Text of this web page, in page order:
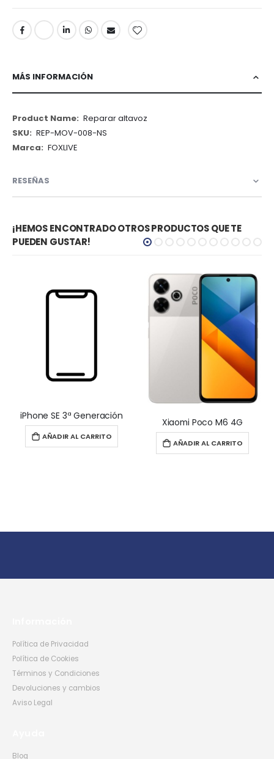
MÁS INFORMACIÓN
Más
Información
Reparar altavoz
REP-MOV-008-NS
FOXLIVE
RESEÑAS
¡HEMOS ENCONTRADO OTROS PRODUCTOS QUE TE
PUEDEN GUSTAR!
iPhone SE 3ª Generación
AÑADIR AL CARRITO
Xiaomi Poco M6 4G
AÑADIR AL CARRITO
Política de Privacidad
Política de Cookies
Términos y Condiciones
Devoluciones y cambios
Aviso Legal
Blog